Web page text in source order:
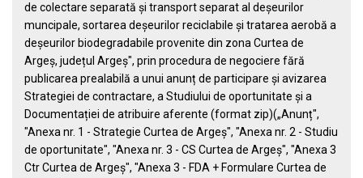
de colectare separată și transport separat al deșeurilor
muncipale, sortarea deșeurilor reciclabile și tratarea aerobă a
deșeurilor biodegradabile provenite din zona Curtea de
Argeș, județul Argeș", prin procedura de negociere fără
publicarea prealabilă a unui anunț de participare și avizarea
Strategiei de contractare, a Studiului de oportunitate și a
Documentației de atribuire aferente (format zip)(„Anunț",
"Anexa nr. 1 - Strategie Curtea de Argeș", "Anexa nr. 2 - Studiu
de oportunitate", "Anexa nr. 3 - CS Curtea de Argeș", "Anexa 3
Ctr Curtea de Argeș", "Anexa 3 - FDA + Formulare Curtea de